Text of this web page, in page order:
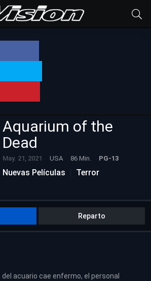
Aquarium of the
Dead
May. 21, 2021 USA 86 Min. PG-13
Nuevas Películas Terror
Reparto
del acuario cae enfermo, el personal